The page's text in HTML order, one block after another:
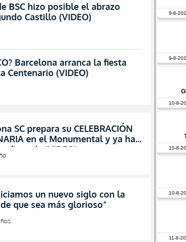
BSC hizo posible el abrazo
Castillo (VIDEO)
Barcelona arranca la fiesta
Centenario (VIDEO)
SC prepara su CELEBRACIÓN
en el Monumental y ya hay
(VIDEO)
un nuevo siglo con la
que sea más glorioso”